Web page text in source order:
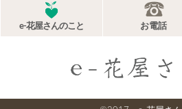
e-花屋さんのこと お電話